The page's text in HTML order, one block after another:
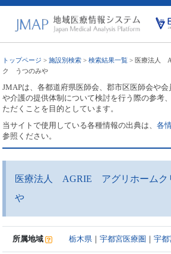
トップページ >施設別検索 >検索結果一覧 > 医療法人
ク うつのみや
JMAPは、各都道府県医師会、郡市区医師会や
や介護の提供体制について検討を行う際の参考
ただくことを目的としています。
当サイトで使用している各種情報の出典は、各
参照ください。
医療法人 AGRIE アグリホーム
や
所属地域 栃木県 ｜宇都宮医療圏 ｜宇都